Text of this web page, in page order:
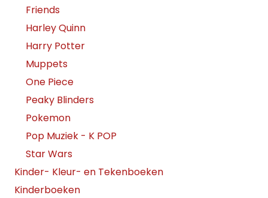
Friends
Harley Quinn
Harry Potter
Muppets
One Piece
Peaky Blinders
Pokemon
Pop Muziek - K POP
Star Wars
Kinder- Kleur- en Tekenboeken
Kinderboeken